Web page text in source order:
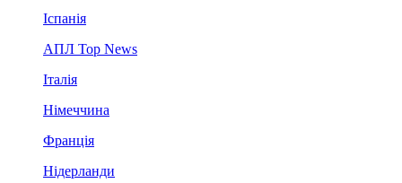
Іспанія
АПЛ Top News
Італія
Німеччина
Франція
Нідерланди